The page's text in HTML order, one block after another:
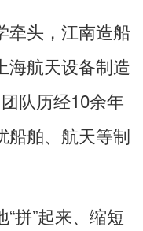
头，江南造船
海航天设备制造
队历经10余年
船舶、航天等制
”起来、缩短